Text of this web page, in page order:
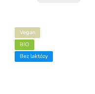
Vegan
BIO
Bez laktózy